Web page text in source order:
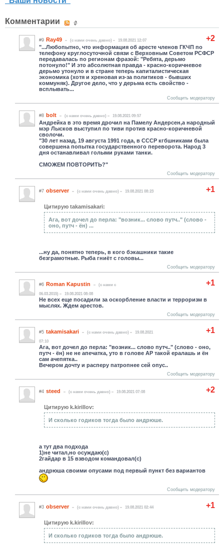
Комментарии
+2
#9 Ray49 (c нами очень давно) 19.08.2021 12:07
"...Любопытно, что информация об аресте членов ГКЧП по
телефону круглосуточной связи с Верховным Советом РСФСР
передавалась по регионам фразой: "Ребята, дерьмо
потонуло!" И это абсолютная правда - красно-коричневое
дерьмо утонуло и в стране теперь капиталистическая
экономика (хотя и хреновая из-за политиков - бывших
коммуняк). Другое дело, что у дерьма есть свойство -
всплывать...
Сообщить модератору
#8 bolt (c нами очень давно) 19.08.2021 09:57
Андрейка в это время дрочил на Памелу Андерсен,а народный
мэр Лысков выступил по тиви против красно-коричневой
сволочи.
"30 лет назад, 19 августа 1991 года, в СССР кгбшниками была
совершена попытка государственного переворота. Народ 3
дня останавливал голыми руками танки.
СМОЖЕМ ПОВТОРИТЬ?"
Сообщить модератору
+1
#7 observer (c нами очень давно) 19.08.2021 08:23
Цитирую takamisakari:
Ага, вот дочел до перла: "возник... слово путч.." (слово -
оно, путч - ён) ...
...ну да, понятно теперь, в кого бэкашники такие
безграмотные. Рыба гниёт с головы...
Сообщить модератору
+1
#6 Roman Kapustin
(c нами с
06.03.2015)
19.08.2021 08:08
Не всех еще посадили за оскорбление власти и терроризм в
мыслях. Ждем арестов.
Сообщить модератору
+1
#5 takamisakari (c нами очень давно)
19.08.2021
07:10
Ага, вот дочел до перла: "возник... слово путч.." (слово - оно,
путч - ён) не не апечатка, уто в голове АР такой ералашь и ён
сам ачепятка..
Вечером дочту и расперу патропнее сей опус..
Сообщить модератору
+2
#4 steed (c нами очень давно) 19.08.2021 07:08
Цитирую k.kirillov:
И сколько годиков тогда было андрюше.
а тут два подхода
1)не читал,но осуждаю(с)
2гайдар в 15 взводом командовал(с)
андрюша своими опусами под первый пункт без вариантов
Сообщить модератору
+1
#3 observer (c нами очень давно) 19.08.2021 02:44
Цитирую k.kirillov:
И сколько годиков тогда было андрюше.